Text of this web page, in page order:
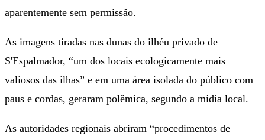
aparentemente sem permissão.
As imagens tiradas nas dunas do ilhéu privado de
S'Espalmador, “um dos locais ecologicamente mais
valiosos das ilhas” e em uma área isolada do público com
paus e cordas, geraram polêmica, segundo a mídia local.
As autoridades regionais abriram “procedimentos de